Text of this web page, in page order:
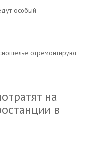
особый
отремонтируют
на
в